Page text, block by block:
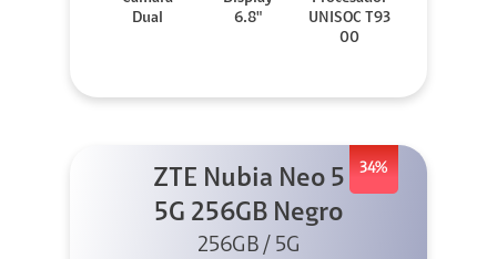
Dual
6.8"
UNISOC T93
00
34%
ZTE Nubia Neo 5
5G 256GB Negro
256GB / 5G